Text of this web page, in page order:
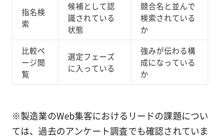
指名検
索
候補として認
識されている
状態
競合名と並んで
検索されている
か
比較ペ
ージ閲
覧
選定フェーズ
に入っている
強みが伝わる構
成になっている
か
※製造業のWeb集客におけるリードの課題につい
ては、過去のアンケート調査でも確認されていま